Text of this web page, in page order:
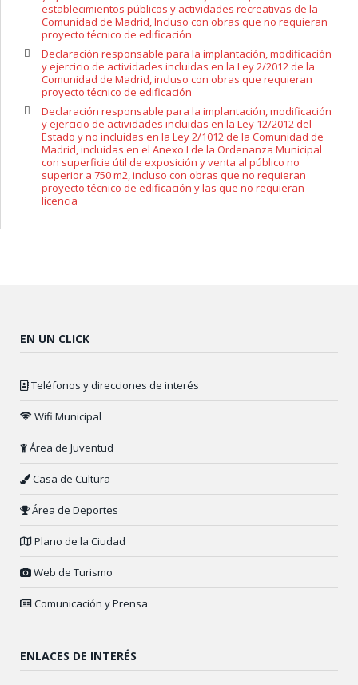
establecimientos públicos y actividades recreativas de la
Comunidad de Madrid, Incluso con obras que no requieran
proyecto técnico de edificación
Declaración responsable para la implantación, modificación
y ejercicio de actividades incluidas en la Ley 2/2012 de la
Comunidad de Madrid, incluso con obras que requieran
proyecto técnico de edificación
Declaración responsable para la implantación, modificación
y ejercicio de actividades incluidas en la Ley 12/2012 del
Estado y no incluidas en la Ley 2/1012 de la Comunidad de
Madrid, incluidas en el Anexo I de la Ordenanza Municipal
con superficie útil de exposición y venta al público no
superior a 750 m2, incluso con obras que no requieran
proyecto técnico de edificación y las que no requieran
licencia
EN UN CLICK
Teléfonos y direcciones de interés
Wifi Municipal
Área de Juventud
Casa de Cultura
Área de Deportes
Plano de la Ciudad
Web de Turismo
Comunicación y Prensa
ENLACES DE INTERÉS